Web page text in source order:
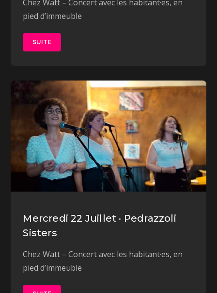
Chez Watt – Concert avec les habitant·es, en
pied d’immeuble
SUITE
Mercredi 22 Juillet · Pedrazzoli
Sisters
Chez Watt – Concert avec les habitant·es, en
pied d’immeuble